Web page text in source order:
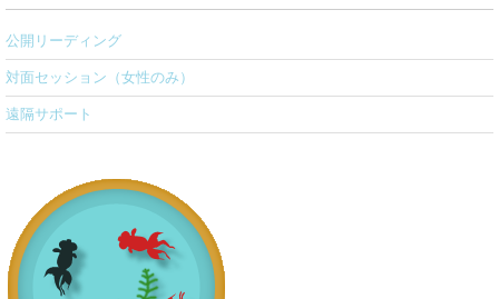
公開リーディング
対面セッション（女性のみ）
遠隔サポート